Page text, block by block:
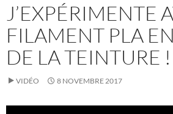
J’EXPÉRIMENTE
FILAMENT PLA
DE LA TEINTURE !
VIDÉO 8 NOVEMBRE 2017